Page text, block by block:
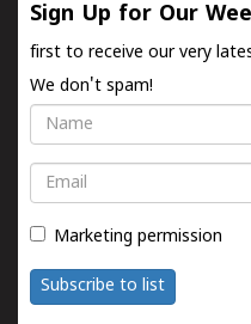
Sign Up for Our
first to receive our very
We don't spam!
Name
Email
Marketing permission
Subscribe to list